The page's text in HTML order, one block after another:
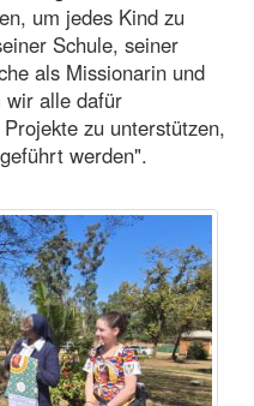
um jedes Kind zu
Schule, seiner
als Missionarin und
wir alle dafür
zu unterstützen,
werden".